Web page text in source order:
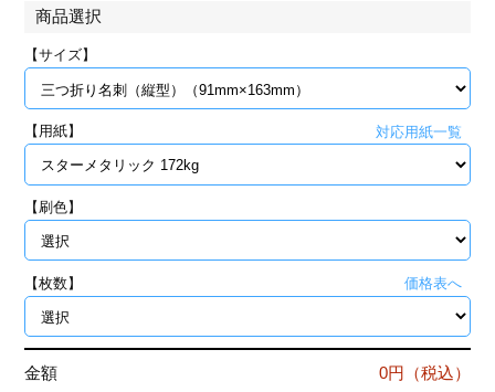
ファイル印刷
ァイル印刷
印刷
印刷
リーブ印刷
ムカード印刷
刷
ード印刷
フォルダー
ファイル印刷
ァイル印刷
商品選択
【サイズ】
【用紙】 対応用紙一覧
【刷色】
【枚数】 価格表へ
金額 0円（税込）